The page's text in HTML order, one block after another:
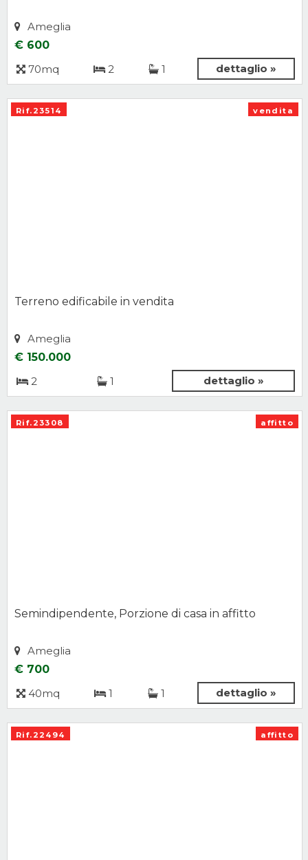
Ameglia
€ 600
70mq
2 1 dettaglio »
Rif.23514 vendita
Terreno edificabile in vendita
Ameglia
€ 150.000
2
1 dettaglio »
Rif.23308 affitto
Semindipendente, Porzione di casa in affitto
Ameglia
€ 700
40mq
1 1 dettaglio »
Rif.22494 affitto